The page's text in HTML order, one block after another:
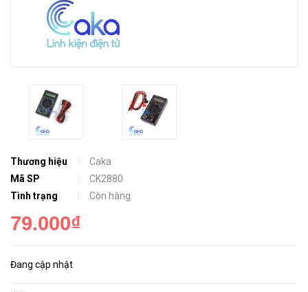
Thương hiệu
Caka
Mã SP
CK2880
Tình trạng
Còn hàng
79.000₫
Đang cập nhật